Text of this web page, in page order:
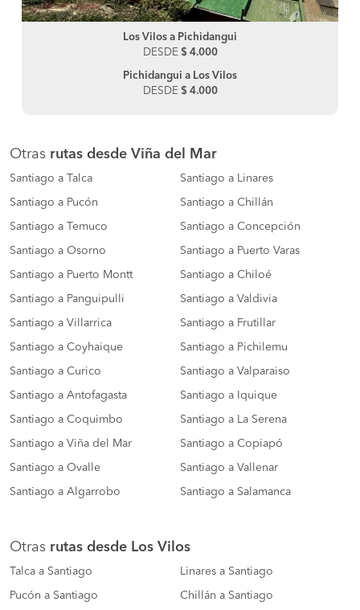
Los Vilos a Pichidangui
DESDE $ 4.000
Pichidangui a Los Vilos
DESDE $ 4.000
Otras rutas desde Viña del Mar
Santiago a Talca Santiago a Linares
Santiago a Pucón Santiago a Chillán
Santiago a Temuco Santiago a Concepción
Santiago a Osorno Santiago a Puerto Varas
Santiago a Puerto Montt Santiago a Chiloé
Santiago a Panguipulli Santiago a Valdivia
Santiago a Villarrica Santiago a Frutillar
Santiago a Coyhaique Santiago a Pichilemu
Santiago a Curico Santiago a Valparaiso
Santiago a Antofagasta Santiago a Iquique
Santiago a Coquimbo Santiago a La Serena
Santiago a Viña del Mar Santiago a Copiapó
Santiago a Ovalle Santiago a Vallenar
Santiago a Algarrobo Santiago a Salamanca
Otras rutas desde Los Vilos
Talca a Santiago Linares a Santiago
Pucón a Santiago Chillán a Santiago